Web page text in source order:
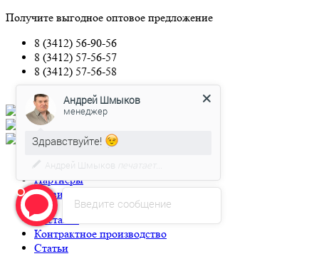
Получите выгодное оптовое предложение
8 (3412) 56-90-56
8 (3412) 57-56-57
8 (3412) 57-56-58
О компании
Сертификаты
О компании
Партнеры
Реквизиты
Доставка
Контрактное производство
Статьи
Введите сообщение
Андрей Шмыков
менеджер
Здравствуйте!